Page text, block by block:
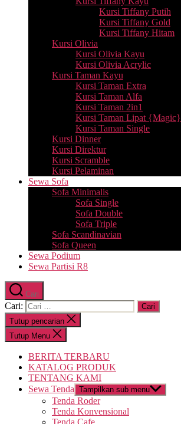
Kursi Tiffany Putih
Kursi Tiffany Gold
Kursi Tiffany Hitam
Kursi Olivia
Kursi Olivia Kayu
Kursi Olivia Acrylic
Kursi Taman Kayu
Kursi Taman Extra
Kursi Taman Alfa
Kursi Taman 2in1
Kursi Taman Lipat {Magic}
Kursi Taman Single
Kursi Dinner
Kursi Direktur
Kursi Scramble
Kursi Pelaminan
Sewa Sofa
Sofa Minimalis
Sofa Single
Sofa Double
Sofa Triple
Sofa Scandinavian
Sofa Queen
Sewa Podium
Sewa Partisi R8
Cari
Cari:
Tutup pencarian
Tutup Menu
BERITA TERBARU
KATALOG PRODUK
TENTANG KAMI
Sewa Tenda Tampilkan sub menu
Tenda Roder
Tenda Konvensional
Tenda Cafe